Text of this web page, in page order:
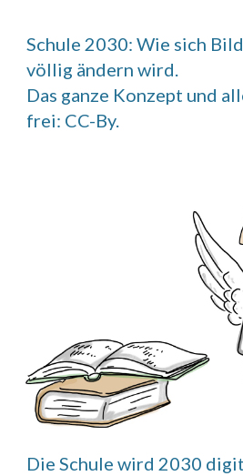
Schule 2030: Wie sich
völlig ändern wird.
Das ganze Konzept und
frei: CC-By.
Die Schule wird 2030